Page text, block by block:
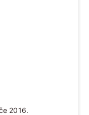
2016.